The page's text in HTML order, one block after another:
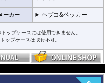
。取り外せばフラットな簡易キャ
場合にお勧め。
です。
たんだ状態、Alurackは位置決めガ
メーカー ヘプコ&ベッカー
ップケースには使用できません。
ップケースは取付不可。